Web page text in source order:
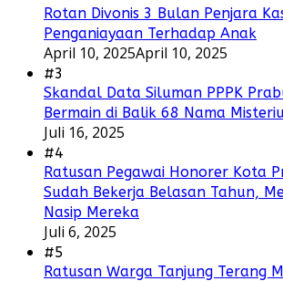
Rotan Divonis 3 Bulan Penjara
Penganiayaan Terhadap Anak
April 10, 2025April 10, 2025
#3
Skandal Data Siluman PPPK
Bermain di Balik 68 Nama
Juli 16, 2025
#4
Ratusan Pegawai Honorer Kota
Sudah Bekerja Belasan Tahun,
Nasip Mereka
Juli 6, 2025
#5
Ratusan Warga Tanjung Terang